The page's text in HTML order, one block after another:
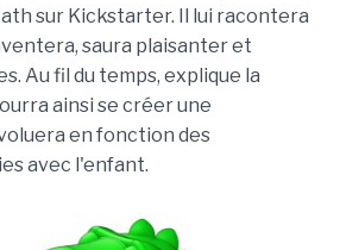
sur Kickstarter. Il lui racontera
saura plaisanter et
Au fil du temps, explique la
ainsi se créer une
en fonction des
avec l'enfant.